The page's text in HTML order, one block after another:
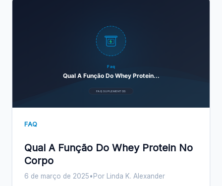
Faq
Qual A Função Do Whey Protein...
FAQ SUPLEMENTOS
FAQ
Qual A Função Do Whey Protein No
Corpo
6 de março de 2025• Por Linda K. Alexander